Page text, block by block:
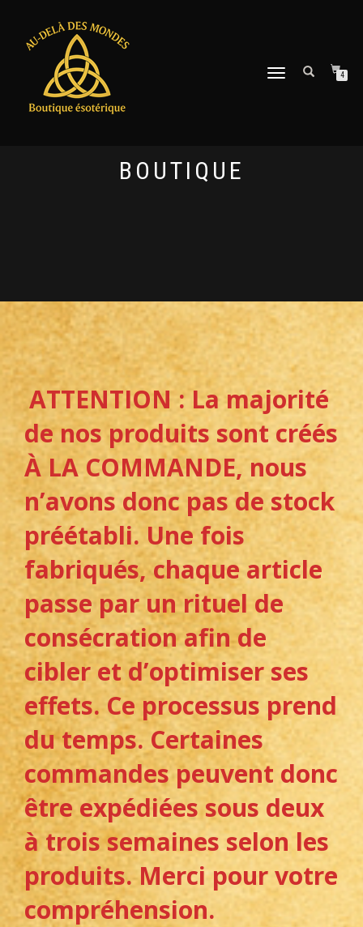
DÉPLIER
4
BOUTIQUE
ATTENTION : La majorité
de nos produits sont créés
À LA COMMANDE, nous
n’avons donc pas de stock
préétabli. Une fois
fabriqués, chaque article
passe par un rituel de
consécration afin de
cibler et d’optimiser ses
effets. Ce processus prend
du temps. Certaines
commandes peuvent donc
être expédiées sous deux
à trois semaines selon les
produits. Merci pour votre
compréhension.